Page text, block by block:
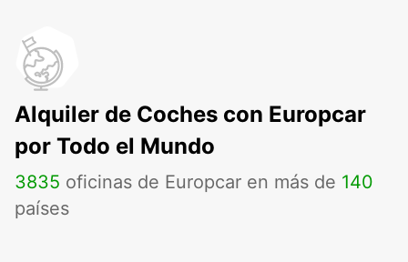
Alquiler de Coches con Europcar
por Todo el Mundo
3835 oficinas de Europcar en más de 140
países